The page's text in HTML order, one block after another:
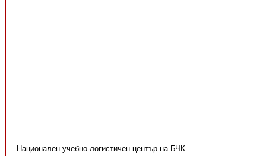
Национален учебно-логистичен център на БЧК